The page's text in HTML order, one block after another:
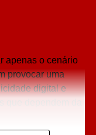
apenas o cenário
provocar uma
digital e